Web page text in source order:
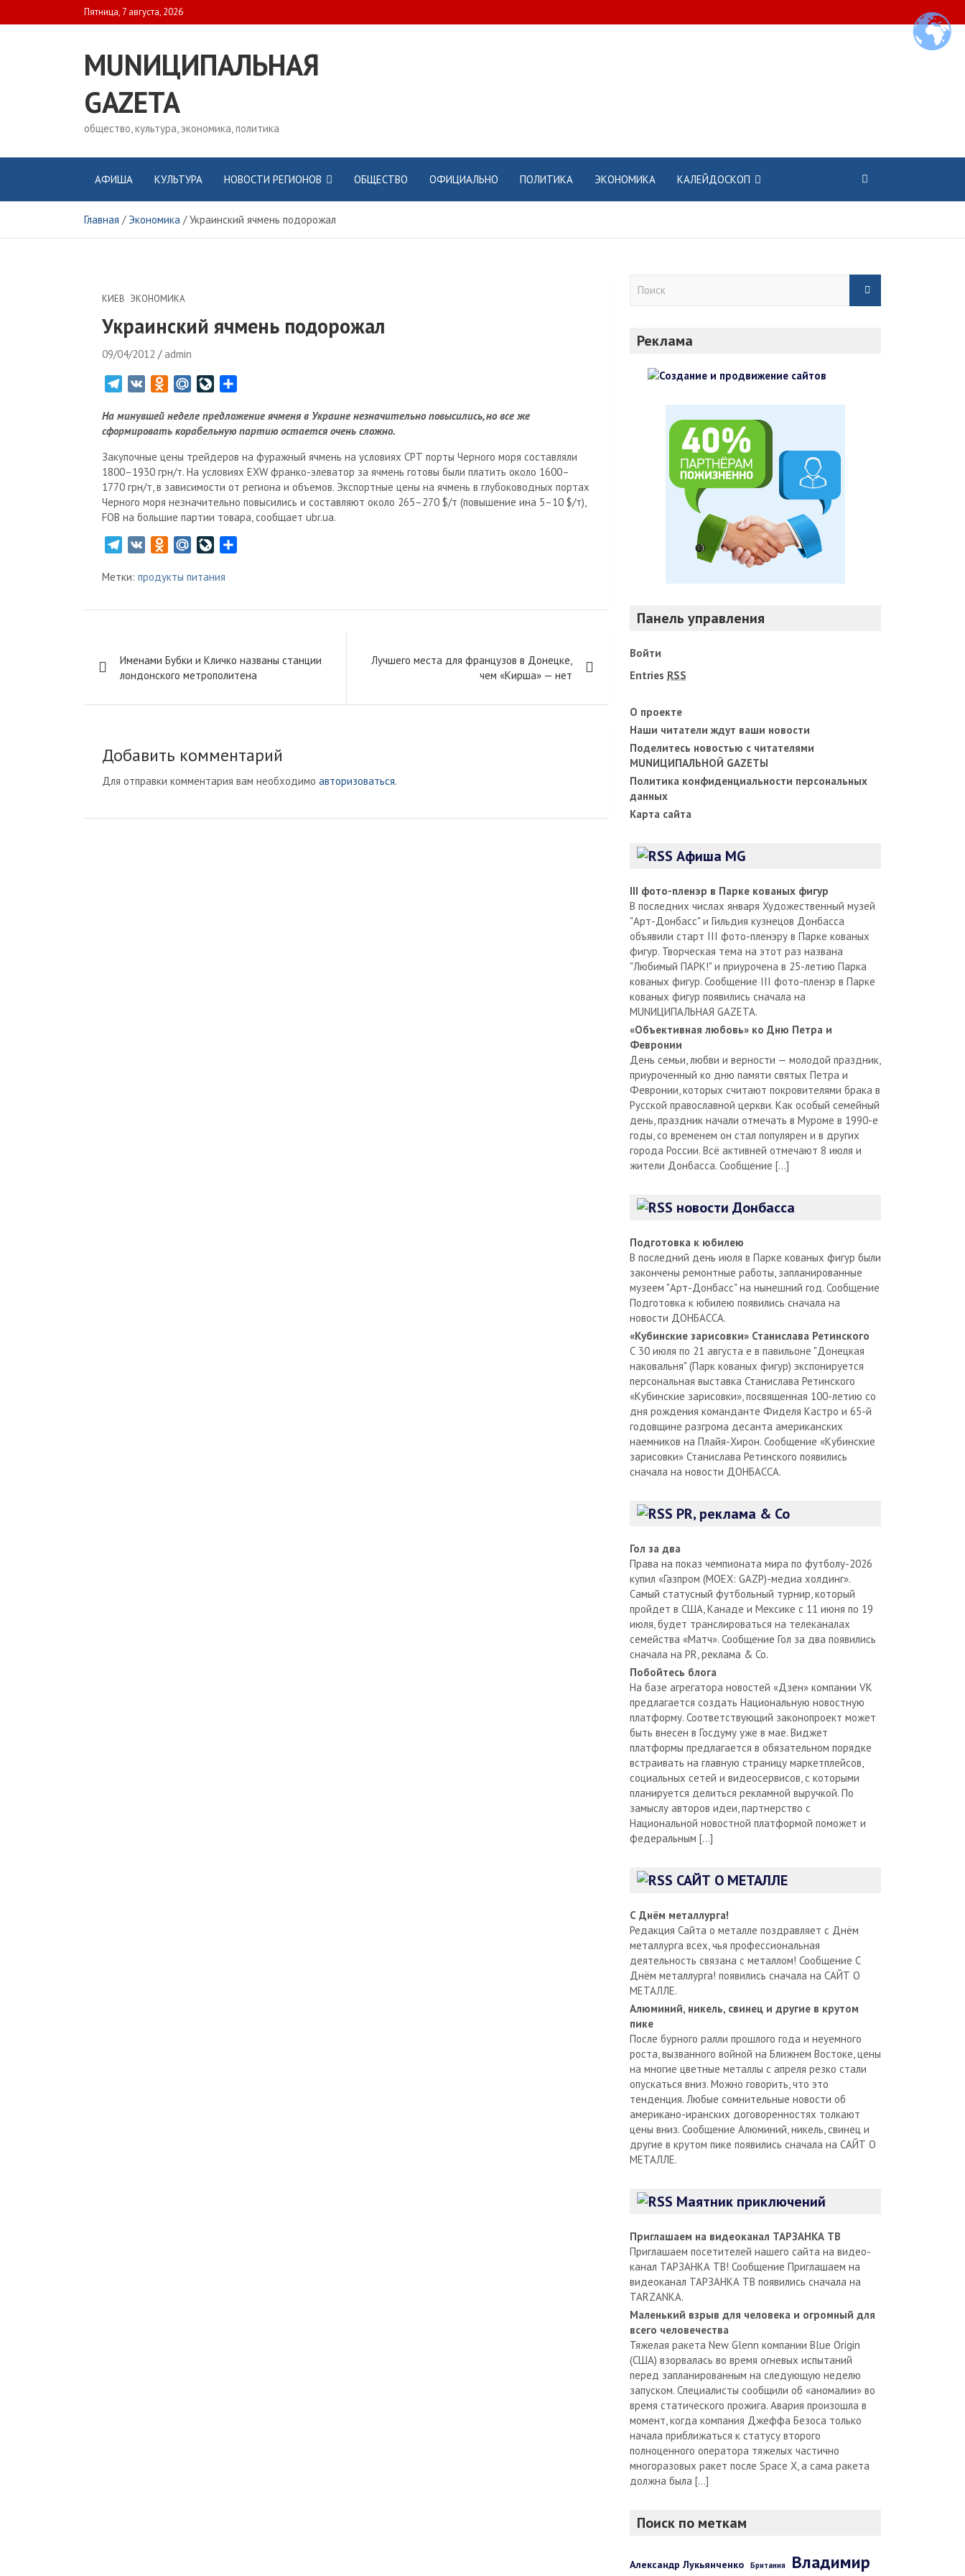
to
Пятница, 7 августа, 2026
MUNИЦИПАЛЬНАЯ
GAZЕТА
общество, культура, экономика, политика
АФИША КУЛЬТУРА НОВОСТИ РЕГИОНОВ ОБЩЕСТВО ОФИЦИАЛЬНО ПОЛИТИКА ЭКОНОМИКА КАЛЕЙДОСКОП
Главная Экономика Украинский ячмень подорожал
КИЕВ ЭКОНОМИКА
Украинский ячмень подорожал
09/04/2012 admin
l
e
g
r
a
m
n
o
k
l
a
s
s
k
M
i
l
.
R
u
v
e
J
o
u
r
п
р
а
в
и
т
ь
На минувшей неделе предложение ячменя в Украине незначительно повысились, но все же
сформировать корабельную партию остается очень сложно.
Закупочные цены трейдеров на фуражный ячмень на условиях СРТ порты Черного моря составляли
1800–1930 грн/т. На условиях EXW франко-элеватор за ячмень готовы были платить около 1600–
1770 грн/т, в зависимости от региона и объемов. Экспортные цены на ячмень в глубоководных портах
Черного моря незначительно повысились и составляют около 265–270 $/т (повышение ина 5–10 $/т),
FOB на большие партии товара, сообщает ubr.ua.
l
g
m
n
k
s
s
i
M
i
.
v
J
r
n
а
т
ь
Метки: продукты питания
по
записям
Именами Бубки и Кличко названы станции
лондонского метрополитена
Лучшего места для французов в Донецке,
чем «Кирша» — нет
Добавить комментарий
Для отправки комментария вам необходимо авторизоваться.
Реклама
Панель управления
Войти
Entries RSS
О проекте
Наши читатели ждут ваши новости
Поделитесь новостью с читателями
MUNИЦИПАЛЬНОЙ GAZЕТЫ
Политика конфиденциальности персональных
данных
Карта сайта
Афиша MG
III фото-пленэр в Парке кованых фигур
В последних числах января Художественный музей
"Арт-Донбасс" и Гильдия кузнецов Донбасса
объявили старт III фото-пленэру в Парке кованых
фигур. Творческая тема на этот раз названа
"Любимый ПАРК!" и приурочена в 25-летию Парка
кованых фигур. Сообщение III фото-пленэр в Парке
кованых фигур появились сначала на
MUNИЦИПАЛЬНАЯ GAZЕТА.
«Объективная любовь» ко Дню Петра и
Февронии
День семьи, любви и верности — молодой праздник,
приуроченный ко дню памяти святых Петра и
Февронии, которых считают покровителями брака в
Русской православной церкви. Как особый семейный
день, праздник начали отмечать в Муроме в 1990-е
годы, со временем он стал популярен и в других
города России. Всё активней отмечают 8 июля и
жители Донбасса. Сообщение […]
новости Донбасса
Подготовка к юбилею
В последний день июля в Парке кованых фигур были
закончены ремонтные работы, запланированные
музеем "Арт-Донбасс" на нынешний год. Сообщение
Подготовка к юбилею появились сначала на
новости ДОНБАССА.
«Кубинские зарисовки» Станислава Ретинского
С 30 июля по 21 августа е в павильоне "Донецкая
наковальня" (Парк кованых фигур) экспонируется
персональная выставка Станислава Ретинского
«Кубинские зарисовки», посвященная 100-летию со
дня рождения команданте Фиделя Кастро и 65-й
годовщине разгрома десанта американских
наемников на Плайя-Хирон. Сообщение «Кубинские
зарисовки» Станислава Ретинского появились
сначала на новости ДОНБАССА.
PR, реклама & Co
Гол за два
Права на показ чемпионата мира по футболу-2026
купил «Газпром (MOEX: GAZP)-медиа холдинг».
Самый статусный футбольный турнир, который
пройдет в США, Канаде и Мексике с 11 июня по 19
июля, будет транслироваться на телеканалах
семейства «Матч». Сообщение Гол за два появились
сначала на PR, реклама & Co.
Побойтесь блога
На базе агрегатора новостей «Дзен» компании VK
предлагается создать Национальную новостную
платформу. Соответствующий законопроект может
быть внесен в Госдуму уже в мае. Виджет
платформы предлагается в обязательном порядке
встраивать на главную страницу маркетплейсов,
социальных сетей и видеосервисов, с которыми
планируется делиться рекламной выручкой. По
замыслу авторов идеи, партнерство с
Национальной новостной платформой поможет и
федеральным […]
САЙТ О МЕТАЛЛЕ
С Днём металлурга!
Редакция Сайта о металле поздравляет с Днём
металлурга всех, чья профессиональная
деятельность связана с металлом! Сообщение С
Днём металлурга! появились сначала на САЙТ О
МЕТАЛЛЕ.
Алюминий, никель, свинец и другие в крутом
пике
После бурного ралли прошлого года и неуемного
роста, вызванного войной на Ближнем Востоке, цены
на многие цветные металлы с апреля резко стали
опускаться вниз. Можно говорить, что это
тенденция. Любые сомнительные новости об
американо-иранских договоренностях толкают
цены вниз. Сообщение Алюминий, никель, свинец и
другие в крутом пике появились сначала на САЙТ О
МЕТАЛЛЕ.
Маятник приключений
Приглашаем на видеоканал ТАРЗАНКА ТВ
Приглашаем посетителей нашего сайта на видео-
канал ТАРЗАНКА ТВ! Сообщение Приглашаем на
видеоканал ТАРЗАНКА ТВ появились сначала на
TARZANKA.
Маленький взрыв для человека и огромный для
всего человечества
Тяжелая ракета New Glenn компании Blue Origin
(США) взорвалась во время огневых испытаний
перед запланированным на следующую неделю
запуском. Специалисты сообщили об «аномалии» во
время статического прожига. Авария произошла в
момент, когда компания Джеффа Безоса только
начала приближаться к статусу второго
полноценного оператора тяжелых частично
многоразовых ракет после Space X, а сама ракета
должна была […]
Поиск по меткам
Александр Лукьянченко Британия Владимир